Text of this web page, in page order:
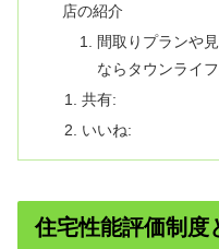
店の紹介
間取りプランや
ならタウンライ
共有:
いいね:
住宅性能評価制度